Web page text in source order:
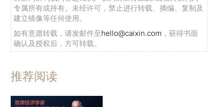
专属所有或持有。未经许可，禁止进行转载、摘编、复制及
建立镜像等任何使用。
如有意愿转载，请发邮件至hello@caixin.com ，获得书面
确认及授权后，方可转载。
推荐阅读